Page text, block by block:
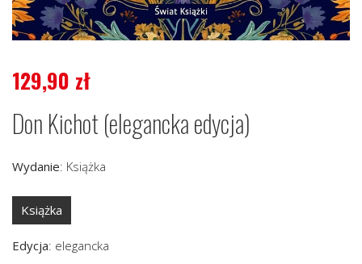
129,90 zł
Don Kichot (elegancka edycja)
Wydanie: Książka
Książka
Edycja: elegancka